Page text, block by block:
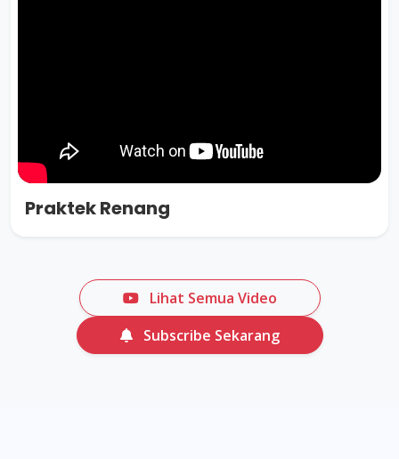
Praktek Renang
Lihat Semua Video
Subscribe Sekarang